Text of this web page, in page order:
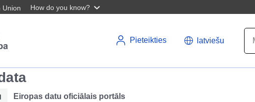
Union How do you know?
Pieteikties latviešu
Eiropas datu oficiālais portāls